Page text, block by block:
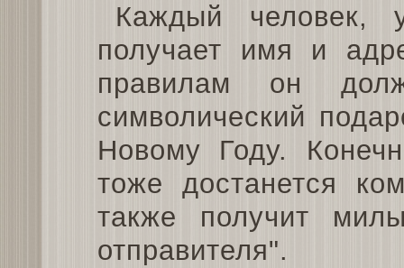
Каждый человек,
получает имя и
правилам он
символический
Новому Году.
тоже достанется
также получит
отправителя".